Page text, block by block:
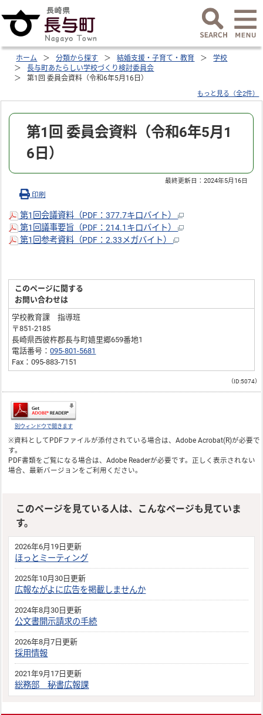
ホーム 分類から探す 結婚支援・子育て・教育
学校
長与町あたらしい学校づくり検討委員会
第1回 委員会資料（令和6年5月16日）
もっと見る（全2件）
第1回 委員会資料（令和6年5月1
6日）
最終更新日：2024年5月16日
印刷
第1回会議資料（PDF：377.7キロバイト）
第1回議事要旨（PDF：214.1キロバイト）
第1回参考資料（PDF：2.33メガバイト）
このページに関する
お問い合わせは
学校教育課 指導班
〒851-2185
長崎県西彼杵郡長与町嬉里郷659番地1
電話番号：095-801-5681
Fax：095-883-7151
（ID:5074）
別ウィンドウで開きます
※資料としてPDFファイルが添付されている場合は、Adobe Acrobat(R)が必要で
す。
PDF書類をご覧になる場合は、Adobe Readerが必要です。正しく表示されない
場合、最新バージョンをご利用ください。
このページを見ている人は、こんなページも見ていま
す。
2026年6月19日更新
ほっとミーティング
2025年10月30日更新
広報ながよに広告を掲載しませんか
2024年8月30日更新
公文書開示請求の手続
2026年8月7日更新
採用情報
2021年9月17日更新
総務部 秘書広報課